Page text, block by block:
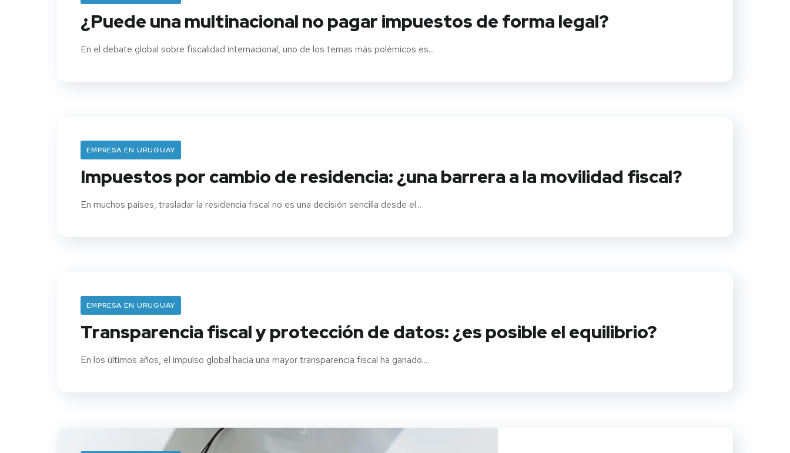
¿Puede una multinacional no pagar impuestos de forma legal?
En el debate global sobre fiscalidad internacional, uno de los temas más polémicos es...
EMPRESA EN URUGUAY
Impuestos por cambio de residencia: ¿una barrera a la movilidad fiscal?
En muchos países, trasladar la residencia fiscal no es una decisión sencilla desde el...
EMPRESA EN URUGUAY
Transparencia fiscal y protección de datos: ¿es posible el equilibrio?
En los últimos años, el impulso global hacia una mayor transparencia fiscal ha ganado...